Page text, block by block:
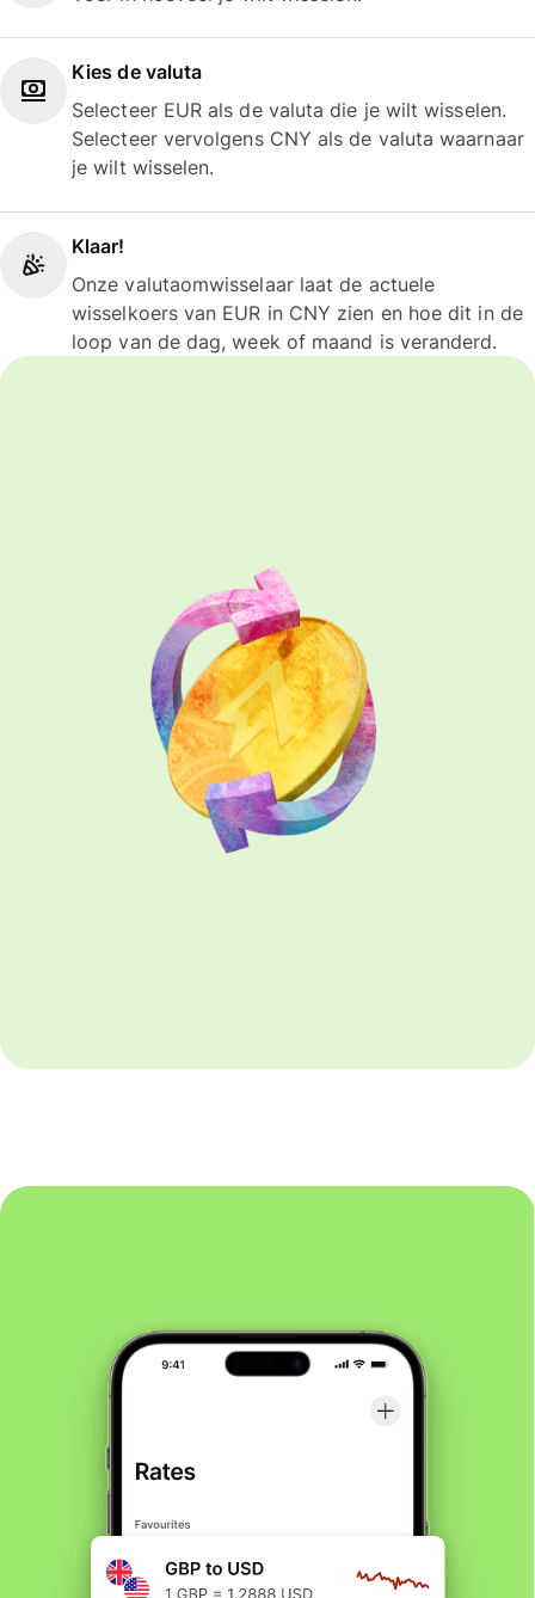
Kies de valuta
Selecteer EUR als de valuta die je wilt wisselen.
Selecteer vervolgens CNY als de valuta waarnaar
je wilt wisselen.
Klaar!
Onze valutaomwisselaar laat de actuele
wisselkoers van EUR in CNY zien en hoe dit in de
loop van de dag, week of maand is veranderd.